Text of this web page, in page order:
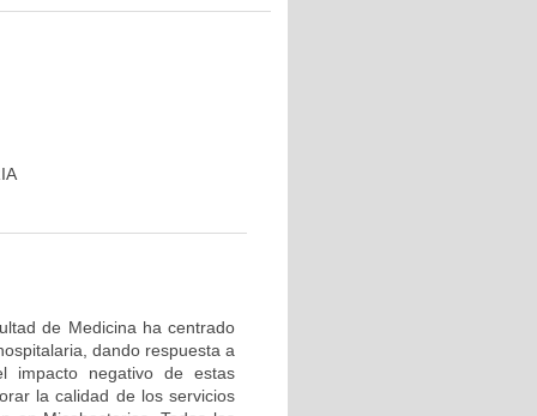
de Medicina ha centrado
dando respuesta a
impacto negativo de estas
la calidad de los servicios